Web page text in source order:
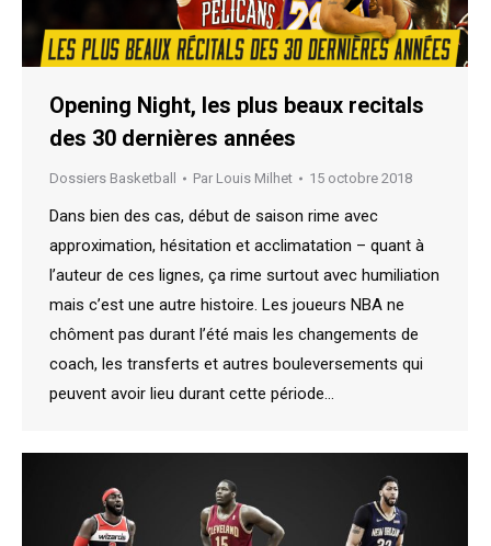
Opening Night, les plus beaux recitals
des 30 dernières années
Dossiers Basketball Par Louis Milhet 15 octobre 2018
Dans bien des cas, début de saison rime avec
approximation, hésitation et acclimatation – quant à
l’auteur de ces lignes, ça rime surtout avec humiliation
mais c’est une autre histoire. Les joueurs NBA ne
chôment pas durant l’été mais les changements de
coach, les transferts et autres bouleversements qui
peuvent avoir lieu durant cette période…